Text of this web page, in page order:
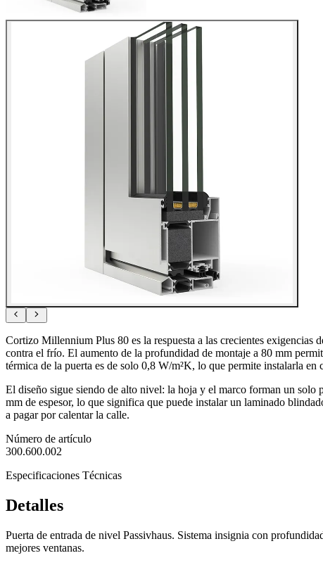
Cortizo Millennium Plus 80 es la respuesta a las crecientes exigencias
contra el frío. El aumento de la profundidad de montaje a 80 mm
térmica de la puerta es de solo 0,8 W/m²K, lo que permite instalarla en
El diseño sigue siendo de alto nivel: la hoja y el marco forman un solo
mm de espesor, lo que significa que puede instalar un laminado
a pagar por calentar la calle.
Número de artículo
300.600.002
Especificaciones Técnicas
Detalles
Puerta de entrada de nivel Passivhaus. Sistema insignia con
mejores ventanas.